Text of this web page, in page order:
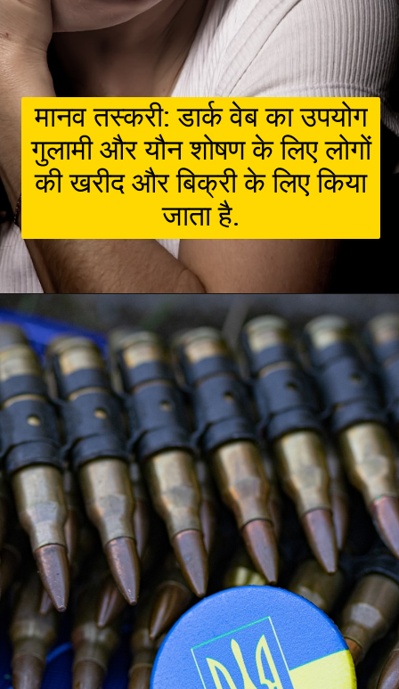
मानव तस्करी: डार्क वेब का उपयोग
गुलामी और यौन शोषण के लिए लोगों
की खरीद और बिक्री के लिए किया
जाता है.